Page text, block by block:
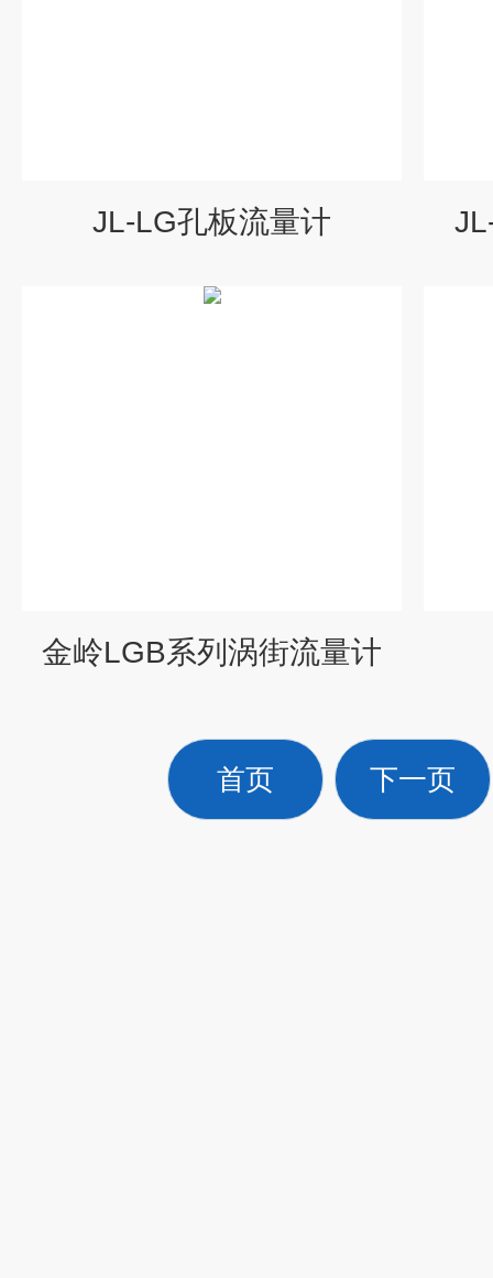
JL-LG孔板流量计
金岭LGB系列涡街流量计
首页 下一页